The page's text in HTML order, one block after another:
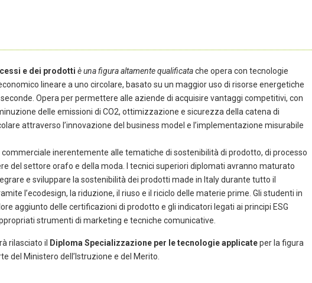
e dei prodotti è una figura altamente qualificatache opera con tecnologie
lineare a uno circolare, basato su un maggior uso di risorse energetiche
Opera per permettere alle aziende di acquisire vantaggi competitivi, con
delle emissioni di CO2, ottimizzazione e sicurezza della catena di
attraverso l’innovazione del business model e l’implementazione misurabile
inerentemente alle tematiche di sostenibilità di prodotto, di processo
del settore orafo e della moda. I tecnici superiori diplomati avranno maturato
e sviluppare la sostenibilità dei prodotti made in Italy durante tutto il
l’ecodesign, la riduzione, il riuso e il riciclo delle materie prime. Gli studenti in
aggiunto delle certificazioni di prodotto e gli indicatori legati ai principi ESG
strumenti di marketing e tecniche comunicative.
rilasciato il Diploma Specializzazione per le tecnologie applicateper la figura
del Ministero dell’Istruzione e del Merito.